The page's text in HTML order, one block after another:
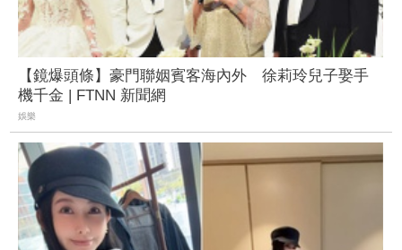
【鏡爆頭條】豪門聯姻賓客海內外 徐莉玲兒子娶手
機千金 | FTNN 新聞網
娛樂